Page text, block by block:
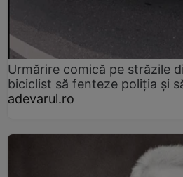
Urmărire comică pe străzile
biciclist să fenteze poliția și
adevarul.ro